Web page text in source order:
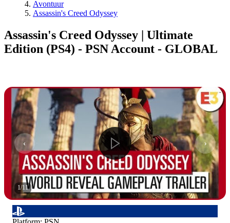
Avontuur
Assassin's Creed Odyssey
Assassin's Creed Odyssey | Ultimate
Edition (PS4) - PSN Account - GLOBAL
1/11